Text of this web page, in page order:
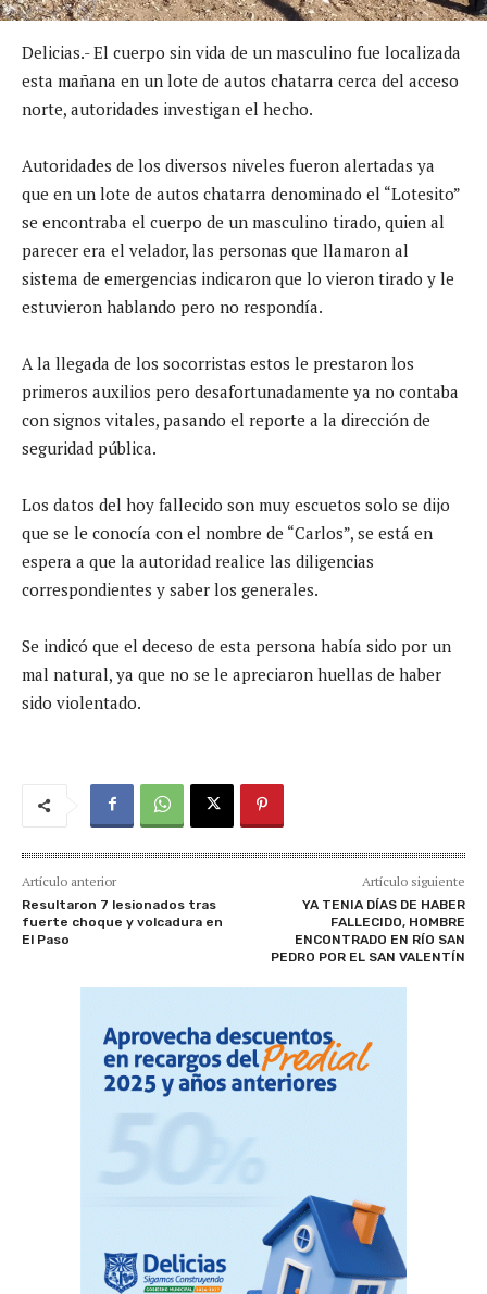
Delicias.- El cuerpo sin vida de un masculino fue localizada
esta mañana en un lote de autos chatarra cerca del acceso
norte, autoridades investigan el hecho.
Autoridades de los diversos niveles fueron alertadas ya
que en un lote de autos chatarra denominado el “Lotesito”
se encontraba el cuerpo de un masculino tirado, quien al
parecer era el velador, las personas que llamaron al
sistema de emergencias indicaron que lo vieron tirado y le
estuvieron hablando pero no respondía.
A la llegada de los socorristas estos le prestaron los
primeros auxilios pero desafortunadamente ya no contaba
con signos vitales, pasando el reporte a la dirección de
seguridad pública.
Los datos del hoy fallecido son muy escuetos solo se dijo
que se le conocía con el nombre de “Carlos”, se está en
espera a que la autoridad realice las diligencias
correspondientes y saber los generales.
Se indicó que el deceso de esta persona había sido por un
mal natural, ya que no se le apreciaron huellas de haber
sido violentado.
Artículo anterior
Resultaron 7 lesionados tras
fuerte choque y volcadura en
El Paso
Artículo siguiente
YA TENIA DÍAS DE HABER
FALLECIDO, HOMBRE
ENCONTRADO EN RÍO SAN
PEDRO POR EL SAN VALENTÍN